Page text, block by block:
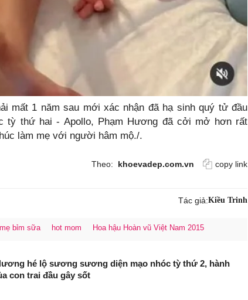
mất 1 năm sau mới xác nhận đã hạ sinh quý tử đầu
tỳ thứ hai - Apollo, Phạm Hương đã cởi mở hơn rất
làm mẹ với người hâm mộ./.
Theo: khoevadep.com.vn copy link
Tác giả:Kiều Trinh
mẹ bỉm sữa hot mom Hoa hậu Hoàn vũ Việt Nam 2015
hé lộ sương sương diện mạo nhóc tỳ thứ 2, hành
con trai đầu gây sốt